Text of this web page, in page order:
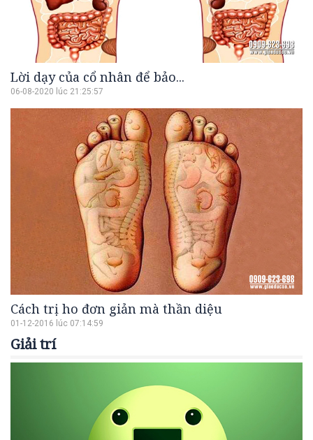
Lời dạy của cổ nhân để bảo...
06-08-2020 lúc 21:25:57
Cách trị ho đơn giản mà thần diệu
01-12-2016 lúc 07:14:59
Giải trí